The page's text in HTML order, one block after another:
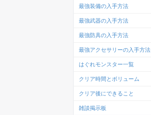
最強装備の入手方法
最強武器の入手方法
最強防具の入手方法
最強アクセサリーの入手方法
はぐれモンスター一覧
クリア時間とボリューム
クリア後にできること
雑談掲示板